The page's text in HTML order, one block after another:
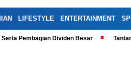
LIFESTYLE ENTERTAINMENT
Pembagian Dividen Besar